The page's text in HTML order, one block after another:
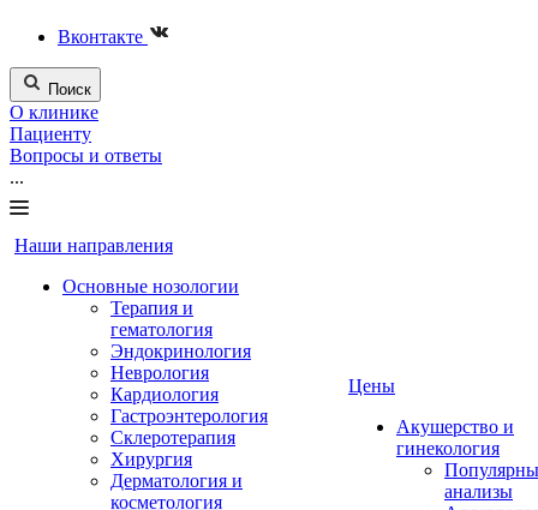
Вконтакте
Поиск
О клинике
Пациенту
Вопросы и ответы
...
Наши направления
Основные нозологии
Терапия и
гематология
Эндокринология
Неврология
Кардиология
Гастроэнтерология
Склеротерапия
Хирургия
Дерматология и
косметология
Цены
Акушерство и
гинекология
анализы